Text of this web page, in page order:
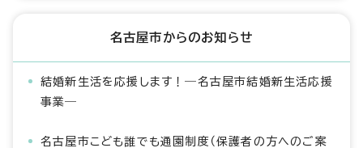
名古屋市からのお知らせ
結婚新生活を応援します！―名古屋市結婚新生活応援
事業―
名古屋市こども誰でも通園制度（保護者の方へのご案